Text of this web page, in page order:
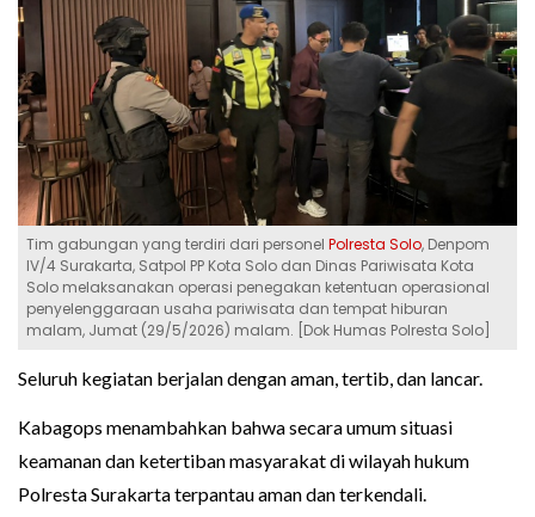
Tim gabungan yang terdiri dari personel Polresta Solo, Denpom
IV/4 Surakarta, Satpol PP Kota Solo dan Dinas Pariwisata Kota
Solo melaksanakan operasi penegakan ketentuan operasional
penyelenggaraan usaha pariwisata dan tempat hiburan
malam, Jumat (29/5/2026) malam. [Dok Humas Polresta Solo]
Seluruh kegiatan berjalan dengan aman, tertib, dan lancar.
Kabagops menambahkan bahwa secara umum situasi
keamanan dan ketertiban masyarakat di wilayah hukum
Polresta Surakarta terpantau aman dan terkendali.